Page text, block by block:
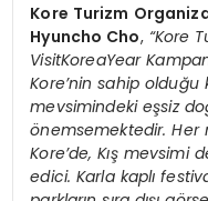
Kore Turizm
Hyuncho Cho, “Kore
VisitKoreaYear
Kore’nin sahip olduğu
mevsimindeki eşsiz
önemsemektedir. Her
Kore’de, Kış mevsimi
edici. Karla kaplı